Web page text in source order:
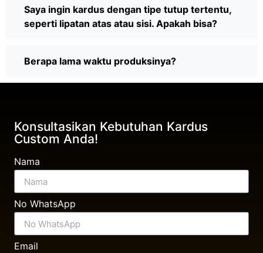
Saya ingin kardus dengan tipe tutup tertentu,
seperti lipatan atas atau sisi. Apakah bisa?
Berapa lama waktu produksinya?
Konsultasikan Kebutuhan Kardus
Custom Anda!
Nama
No WhatsApp
Email